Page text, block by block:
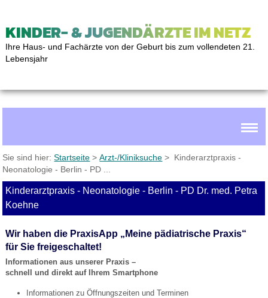
KINDER- & JUGENDÄRZTE IM NETZ
Ihre Haus- und Fachärzte von der Geburt bis zum vollendeten 21.
Lebensjahr
Sie sind hier:Startseite >Arzt-/Kliniksuche > Kinderarztpraxis -
Neonatologie - Berlin - PD ...
Kinderarztpraxis - Neonatologie - Berlin - PD Dr. med. Petra
Koehne
Wir haben die PraxisApp „Meine pädiatrische Praxis“
für Sie freigeschaltet!
Informationen aus unserer Praxis –
schnell und direkt auf Ihrem Smartphone
Informationen zu Öffnungszeiten und Terminen